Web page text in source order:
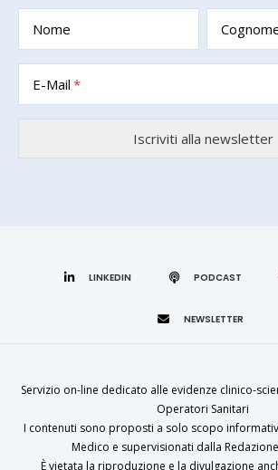
Nome
E-Mail
LINKEDIN
Servizio on-line dedicato alle evidenze clinico-
Operatori Sanitari
I contenuti sono proposti a solo scopo
Medico e supervisionati dalla
È vietata la riproduzione e la divulgazione